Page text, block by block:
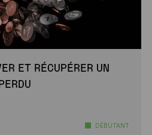
ET RÉCUPÉRER UN
DÉBUTANT